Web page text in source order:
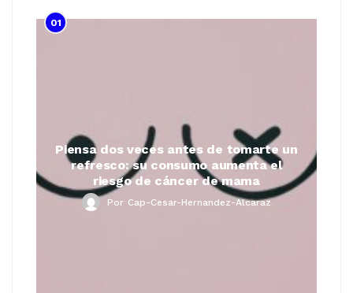
01
Piensa dos veces antes de tomarte un
refresco: su consumo aumenta el
riesgo de cáncer de mama
Por Cap-Cesar-Hernandez-Alcaraz